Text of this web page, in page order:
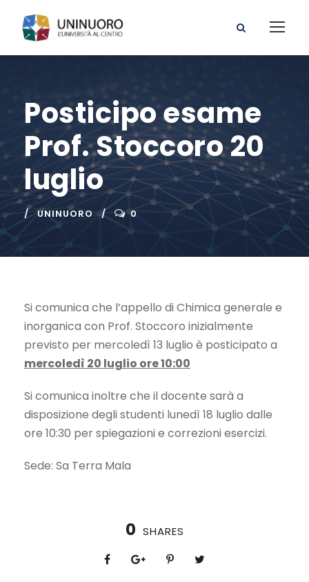
Posticipo esame
Prof. Stoccoro 20
luglio
UNINUORO 0
Si comunica che l’appello di Chimica generale e
inorganica con Prof. Stoccoro inizialmente
previsto per mercoledì 13 luglio è posticipato a
mercoledì 20 luglio ore 10:00
Si comunica inoltre che il docente sarà a
disposizione degli studenti lunedì 18 luglio dalle
ore 10:30 per spiegazioni e correzioni esercizi.
Sede: Sa Terra Mala
0 SHARES